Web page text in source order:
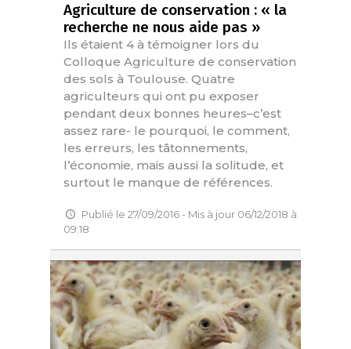
Agriculture de conservation : « la
recherche ne nous aide pas »
Ils étaient 4 à témoigner lors du
Colloque Agriculture de conservation
des sols à Toulouse. Quatre
agriculteurs qui ont pu exposer
pendant deux bonnes heures–c’est
assez rare- le pourquoi, le comment,
les erreurs, les tâtonnements,
l’économie, mais aussi la solitude, et
surtout le manque de références.
Publié le 27/09/2016 - Mis à jour 06/12/2018 à
09:18